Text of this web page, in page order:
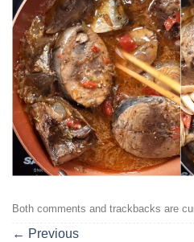
Both comments and trackbacks are
← Previous